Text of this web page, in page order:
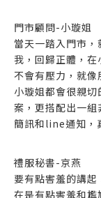
門市顧問-小璇姐
當天一踏入門市
我，回歸正體，
不會有壓力，就像
小璇姐都會很親
案，更搭配出一
簡訊和line通知，
禮服秘書-京燕
要有點害羞的講
在是有點害羞和